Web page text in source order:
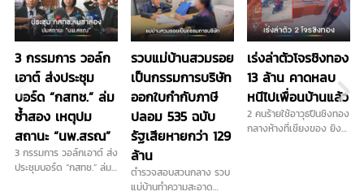
3 กรรมการ วอล์ก
เอาต์ ส่งประชุม
บอร์ด “กสทช.” ล่ม
ซ้ำสอง เหตุปม
สถานะ “นพ.สรณ”
3 กรรมการ วอล์กเอาต์ ส่ง
ประชุมบอร์ด “กสทช.” ล่ม
รวบแม่บ้านสวมรอย
เป็นกรรมการบริษัท
ออกใบกำกับภาษี
ปลอม 535 ฉบับ
รัฐเสียหายกว่า 129
ล้าน
ตำรวจสอบสวนกลาง รวบ
แม่บ้านทำความสะอาด
เร่งล่าตัวโจรชิงทอง
13 ล้าน คาดหลบ
หนีไปเพื่อนบ้านแล้ว
2 คนร้ายใช้อาวุธปืนชิงทอง
กลางห้างที่เชียงของ ยิง